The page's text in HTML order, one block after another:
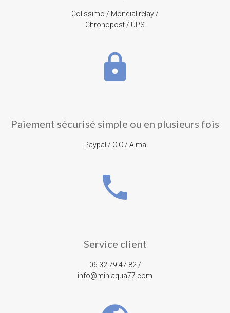
Colissimo / Mondial relay /
Chronopost / UPS
lock
Paiement sécurisé simple ou en plusieurs fois
Paypal / CIC / Alma
phone
Service client
06 32 79 47 82 /
info@miniaqua77.com